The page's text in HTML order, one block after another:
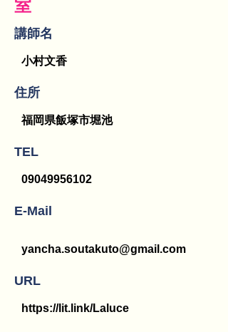
室
講師名
小村文香
​住所
福岡県飯塚市堀池
TEL
09049956102
E-Mail
yancha.soutakuto@gmail.com
URL
https://lit.link/Laluce